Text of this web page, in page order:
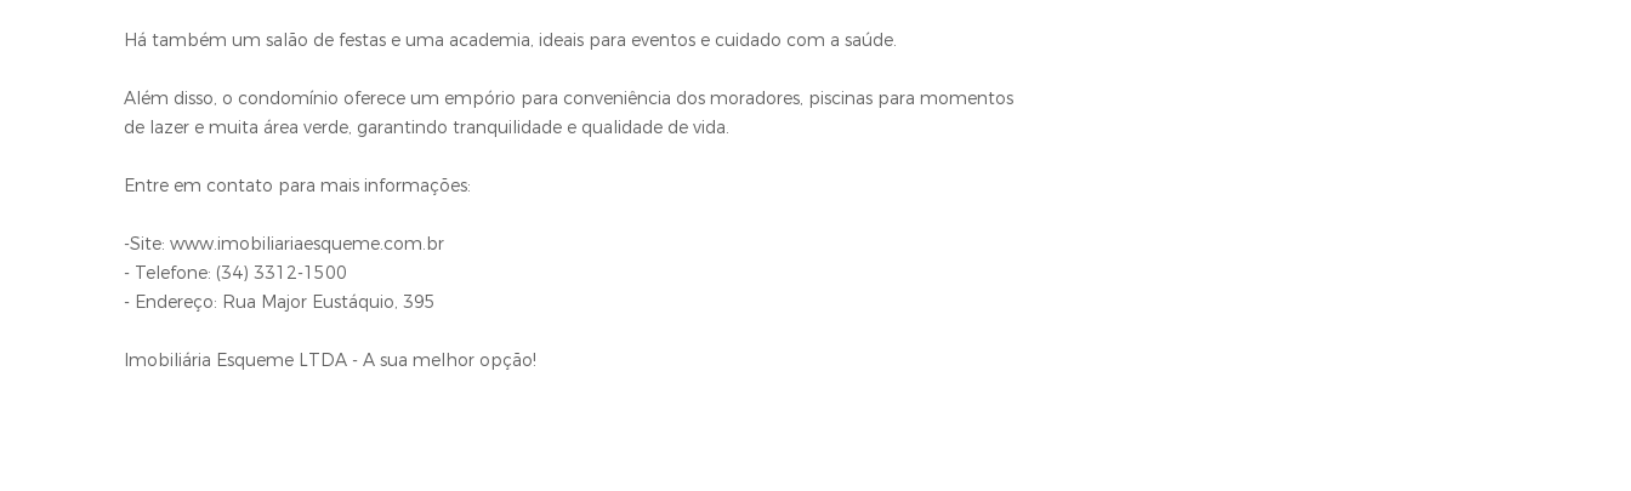
Há também um salão de festas e uma academia, ideais para eventos e cuidado com a saúde.
Além disso, o condomínio oferece um empório para conveniência dos moradores, piscinas para momentos
de lazer e muita área verde, garantindo tranquilidade e qualidade de vida.
Entre em contato para mais informações:
-Site: www.imobiliariaesqueme.com.br
- Telefone: (34) 3312-1500
- Endereço: Rua Major Eustáquio, 395
Imobiliária Esqueme LTDA - A sua melhor opção!